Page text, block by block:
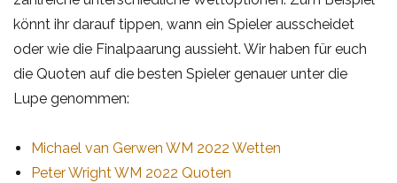
könnt ihr darauf tippen, wann ein Spieler ausscheidet
oder wie die Finalpaarung aussieht. Wir haben für euch
die Quoten auf die besten Spieler genauer unter die
Lupe genommen:
Michael van Gerwen WM 2022 Wetten
Peter Wright WM 2022 Quoten